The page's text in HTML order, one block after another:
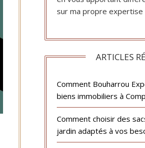
sur ma propre expertise
ARTICLES
Comment Bouharrou
biens immobiliers à
Comment choisir des
jardin adaptés à vos